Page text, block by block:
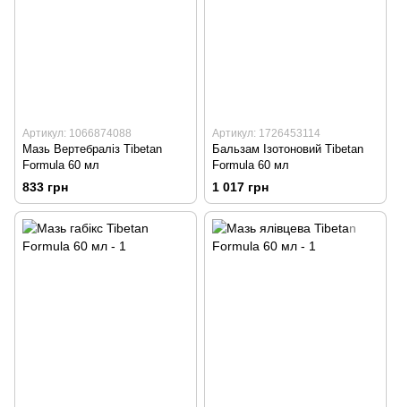
Артикул: 1066874088
Мазь Вертебраліз Tibetan
Formula 60 мл
833 грн
Артикул: 1726453114
Бальзам Ізотоновий Tibetan
Formula 60 мл
1 017 грн